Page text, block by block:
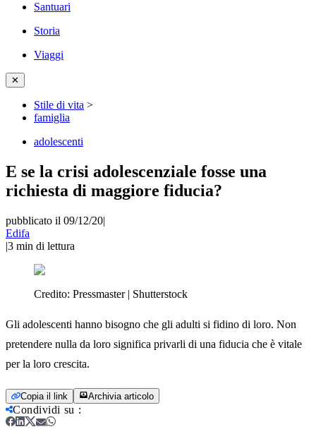
Santuari
Storia
Viaggi
✕
Stile di vita >
famiglia
adolescenti
E se la crisi adolescenziale fosse una
richiesta di maggiore fiducia?
pubblicato il 09/12/20|
Edifa
|3 min di lettura
Credito: Pressmaster | Shutterstock
Gli adolescenti hanno bisogno che gli adulti si fidino di loro. Non
pretendere nulla da loro significa privarli di una fiducia che è vitale
per la loro crescita.
Copia il link Archivia articolo
Condividi su :